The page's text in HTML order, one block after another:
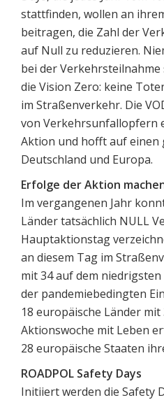
stattfinden, wollen an
beitragen, die Zahl der
auf Null zu reduzieren.
bei der
die Vision Zero: keine
im Straßenverkehr. Die
von Verkehrsunfallopfern
Aktion und hofft auf einen
Deutschland und Europa.
Erfolge der Aktion
Im vergangenen Jahr
Länder tatsächlich NULL
Hauptaktionstag
an diesem Tag im
mit 34 auf dem
der pandemiebedingten
18 europäische Länder
Aktionswoche mit Leben
28 europäische Staaten
ROADPOL Safety Days
Initiiert werden die Safety